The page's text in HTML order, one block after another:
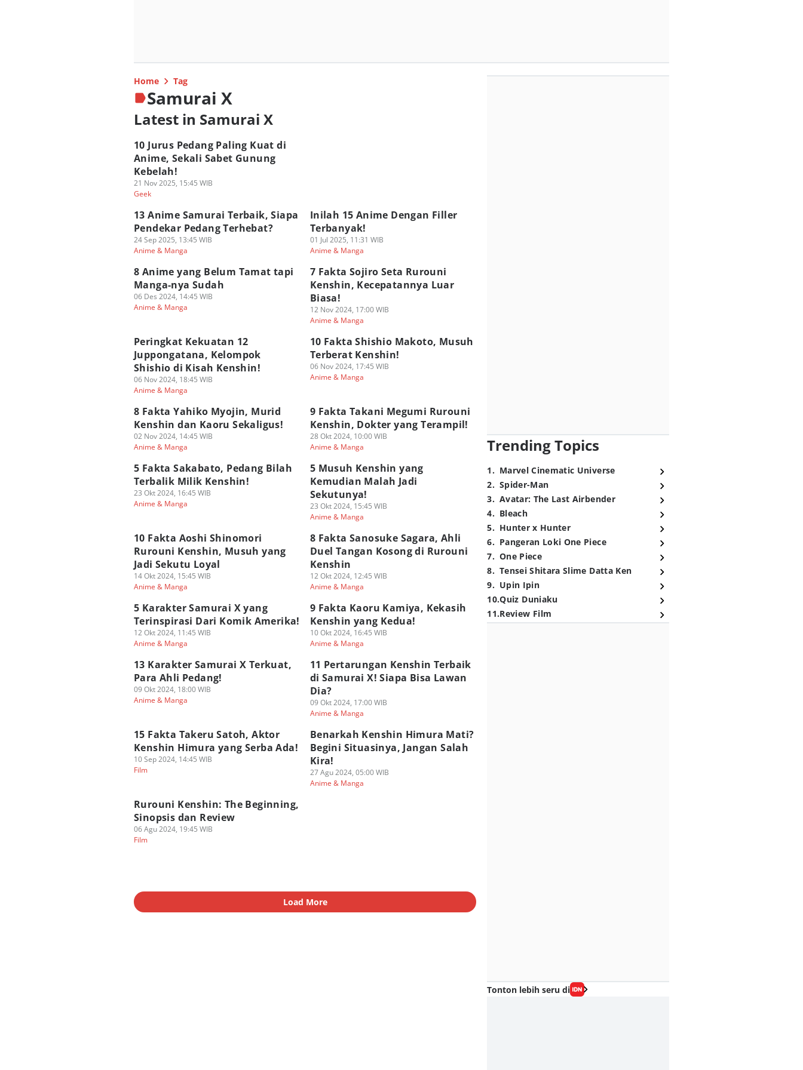
Home Tag
Samurai X
Latest in Samurai X
10 Jurus Pedang Paling Kuat di
Anime, Sekali Sabet Gunung
Kebelah!
21 Nov 2025, 15:45 WIB
Geek
13 Anime Samurai Terbaik, Siapa
Pendekar Pedang Terhebat?
24 Sep 2025, 13:45 WIB
Anime & Manga
Inilah 15 Anime Dengan Filler
Terbanyak!
01 Jul 2025, 11:31 WIB
Anime & Manga
8 Anime yang Belum Tamat tapi
Manga-nya Sudah
06 Des 2024, 14:45 WIB
Anime & Manga
7 Fakta Sojiro Seta Rurouni
Kenshin, Kecepatannya Luar
Biasa!
12 Nov 2024, 17:00 WIB
Anime & Manga
Peringkat Kekuatan 12
Juppongatana, Kelompok
Shishio di Kisah Kenshin!
06 Nov 2024, 18:45 WIB
Anime & Manga
10 Fakta Shishio Makoto, Musuh
Terberat Kenshin!
06 Nov 2024, 17:45 WIB
Anime & Manga
8 Fakta Yahiko Myojin, Murid
Kenshin dan Kaoru Sekaligus!
02 Nov 2024, 14:45 WIB
Anime & Manga
9 Fakta Takani Megumi Rurouni
Kenshin, Dokter yang Terampil!
28 Okt 2024, 10:00 WIB
Anime & Manga
5 Fakta Sakabato, Pedang Bilah
Terbalik Milik Kenshin!
23 Okt 2024, 16:45 WIB
Anime & Manga
5 Musuh Kenshin yang
Kemudian Malah Jadi
Sekutunya!
23 Okt 2024, 15:45 WIB
Anime & Manga
10 Fakta Aoshi Shinomori
Rurouni Kenshin, Musuh yang
Jadi Sekutu Loyal
14 Okt 2024, 15:45 WIB
Anime & Manga
8 Fakta Sanosuke Sagara, Ahli
Duel Tangan Kosong di Rurouni
Kenshin
12 Okt 2024, 12:45 WIB
Anime & Manga
5 Karakter Samurai X yang
Terinspirasi Dari Komik Amerika!
12 Okt 2024, 11:45 WIB
Anime & Manga
9 Fakta Kaoru Kamiya, Kekasih
Kenshin yang Kedua!
10 Okt 2024, 16:45 WIB
Anime & Manga
13 Karakter Samurai X Terkuat,
Para Ahli Pedang!
09 Okt 2024, 18:00 WIB
Anime & Manga
11 Pertarungan Kenshin Terbaik
di Samurai X! Siapa Bisa Lawan
Dia?
09 Okt 2024, 17:00 WIB
Anime & Manga
15 Fakta Takeru Satoh, Aktor
Kenshin Himura yang Serba Ada!
10 Sep 2024, 14:45 WIB
Film
Benarkah Kenshin Himura Mati?
Begini Situasinya, Jangan Salah
Kira!
27 Agu 2024, 05:00 WIB
Anime & Manga
Rurouni Kenshin: The Beginning,
Sinopsis dan Review
06 Agu 2024, 19:45 WIB
Film
Load More
Trending Topics
1. Marvel Cinematic Universe
2. Spider-Man
3. Avatar: The Last Airbender
4. Bleach
5. Hunter x Hunter
6. Pangeran Loki One Piece
7. One Piece
8. Tensei Shitara Slime Datta Ken
9. Upin Ipin
10.Quiz Duniaku
11.Review Film
Tonton lebih seru di